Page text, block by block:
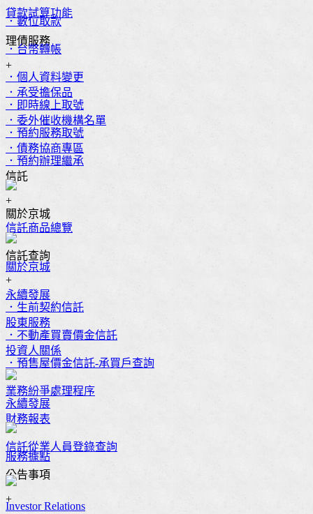
．數位取款
．台幣轉帳
．個人資料變更
．即時線上取號
．預約服務取號
．預約辦理繼承
關於京城
關於京城
永續發展
股東服務
投資人關係
永續發展
服務據點
Investor Relations
貸款試算功能
理債服務
+
．承受擔保品
．委外催收機構名單
．債務協商專區
信託
+
信託商品總覽
信託查詢
+
．生前契約信託
．不動產買賣價金信託
．預售屋價金信託-承買戶查詢
業務紛爭處理程序
財務報表
信託從業人員登錄查詢
公告事項
+